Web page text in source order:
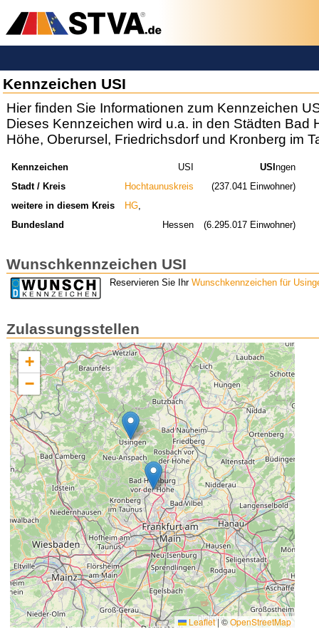
Kennzeichen USI
Hier finden Sie Informationen zum Kennzeichen
Dieses Kennzeichen wird u.a. in den Städten Bad
Höhe, Oberursel, Friedrichsdorf und Kronberg im
Kennzeichen USI USIngen
Stadt / Kreis
Hochtaunuskreis
(237.041 Einwohner)
weitere in diesem Kreis
HG,
Bundesland
Hessen (6.295.017 Einwohner)
Wunschkennzeichen USI
Reservieren Sie Ihr Wunschkennzeichen für
Zulassungsstellen
+
−
Leaflet |©OpenStreetMap